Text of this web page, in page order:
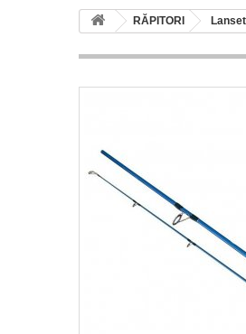
RĂPITORI